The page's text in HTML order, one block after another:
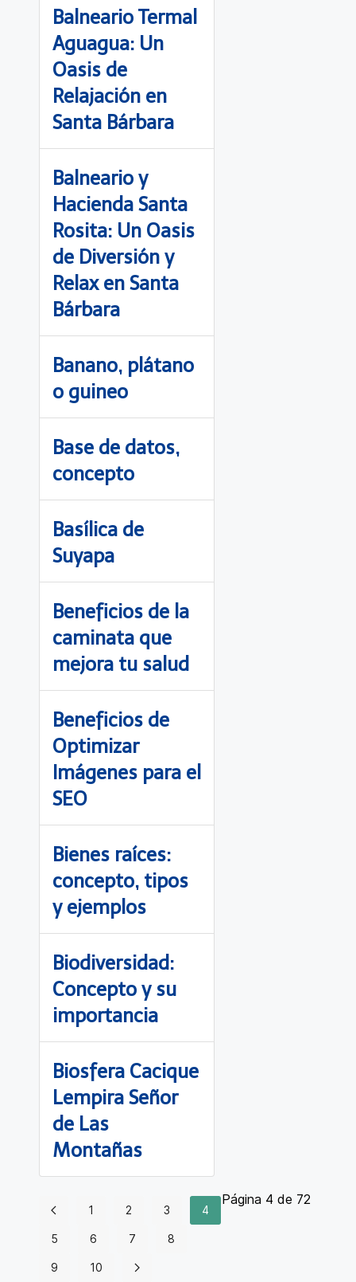
Balneario Termal
Aguagua: Un
Oasis de
Relajación en
Santa Bárbara
Balneario y
Hacienda Santa
Rosita: Un Oasis
de Diversión y
Relax en Santa
Bárbara
Banano, plátano
o guineo
Base de datos,
concepto
Basílica de
Suyapa
Beneficios de la
caminata que
mejora tu salud
Beneficios de
Optimizar
Imágenes para el
SEO
Bienes raíces:
concepto, tipos
y ejemplos
Biodiversidad:
Concepto y su
importancia
Biosfera Cacique
Lempira Señor
de Las
Montañas
Página 4 de 72
1 2 3 4
5 6 7 8
9 10